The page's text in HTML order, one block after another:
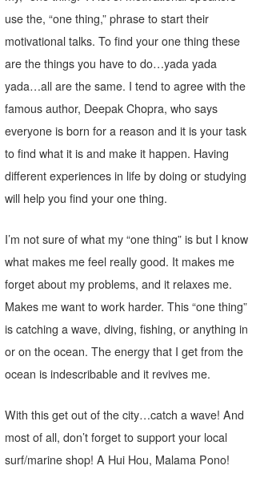
use the, “one thing,” phrase to start their
motivational talks. To find your one thing these
are the things you have to do…yada yada
yada…all are the same. I tend to agree with the
famous author, Deepak Chopra, who says
everyone is born for a reason and it is your task
to find what it is and make it happen. Having
different experiences in life by doing or studying
will help you find your one thing.
I’m not sure of what my “one thing” is but I know
what makes me feel really good. It makes me
forget about my problems, and it relaxes me.
Makes me want to work harder. This “one thing”
is catching a wave, diving, fishing, or anything in
or on the ocean. The energy that I get from the
ocean is indescribable and it revives me.
With this get out of the city…catch a wave! And
most of all, don’t forget to support your local
surf/marine shop! A Hui Hou, Malama Pono!
唐澤予報士
ゴン
米山予報士
wanda
予報士 hiro.
chappy
Romisea